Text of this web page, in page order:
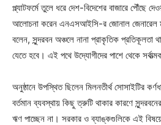
প্ল্যাটফর্মে তুলে ধরে দেশ-বিদেশের বাজারে পৌঁছে
আলোচনা করেন এনএসআইসি-র জোনাল জেনারেল
বলেন, সুন্দরবন অঞ্চলে নানা প্রাকৃতিক
যেতে হবে। এই পথে উদ্যোগীদের পাশে থেকে
অনুষ্ঠানে উপস্থিত ছিলেন মিলনতীর্থ সোসাইটির
বর্তমান ব্যবস্থায় কিছু ত্রুটি থাকার কারণে
ঋণ পাচ্ছেন না। সরকার ও ব্যাঙ্কগুলিকে এই